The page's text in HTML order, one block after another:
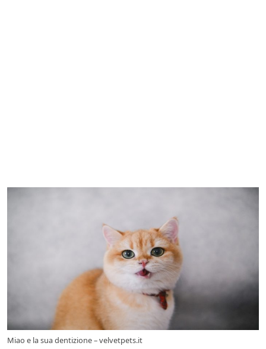
Miao e la sua dentizione – velvetpets.it